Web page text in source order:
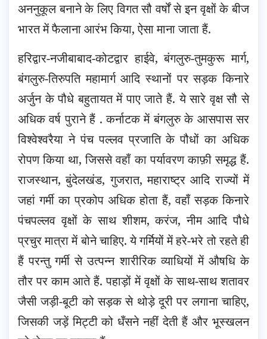
अननुकूल बनाने के लिए विगत सौ वर्षों से इन वृक्षों के बीज
भारत में फैलाना आरंभ किया, ऐसा माना जाता हैं.
हरिद्वार-नजीबाबाद-कोटद्वार हाईवे, बंगलुरु-तुमकुरू मार्ग,
बंगलुरु-तिरुपति महामार्ग आदि स्थानों पर सड़क किनारे
अर्जुन के पौधे बहुतायत में पाए जाते हैं. ये सारे वृक्ष सौ से
अधिक वर्ष पुराने हैं . कर्नाटक में बंगलुरु के आसपास सर
विश्वेश्वरैया ने पंच पल्लव प्रजाति के पौधों का अधिक
रोपण किया था, जिससे वहाँ का पर्यावरण काफ़ी समृद्ध हैं.
राजस्थान, बुंदेलखंड, गुजरात, महाराष्ट्र आदि राज्यों में
जहां गर्मी का प्रकोप अधिक होता हैं, वहाँ सड़क किनारे
पंचपल्लव वृक्षों के साथ शीशम, करंज, नीम आदि पौधे
प्रचुर मात्रा में बोने चाहिए. ये गर्मियों में हरे-भरे तो रहते ही
हैं परन्तु गर्मी से उत्पन्न शारीरिक व्याधियों में औषधि के
तौर पर काम आते हैं. पहाड़ों में वृक्षों के साथ-साथ शतावर
जैसी जड़ी-बूटी को सड़क से थोड़े दूरी पर लगाना चाहिए,
जिसकी जड़ें मिट्टी को धँसने नहीं देती हैं और भूस्खलन